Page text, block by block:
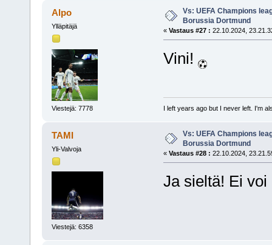
Alpo
Ylläpitäjä
Viestejä: 7778
Vs: UEFA Champions
Borussia Dortmund
« Vastaus #27 : 22.10.2024,
Vini!
I left years ago but I never left. I'm
TAMI
Yli-Valvoja
Viestejä: 6358
Vs: UEFA Champions
Borussia Dortmund
« Vastaus #28 : 22.10.2024,
Ja sieltä! Ei